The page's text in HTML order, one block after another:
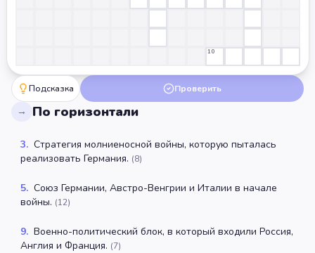
10
Подсказка Проверить
→ По горизонтали
3. Стратегия молниеносной войны, которую пыталась
реализовать Германия. (8)
5. Союз Германии, Австро-Венгрии и Италии в начале
войны. (12)
9. Военно-политический блок, в который входили Россия,
Англия и Франция. (7)